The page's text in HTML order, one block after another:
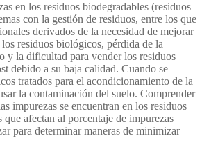
en los residuos biodegradables (residuos
con la gestión de residuos, entre los que
derivados de la necesidad de mejorar
residuos biológicos, pérdida de la
y la dificultad para vender los residuos
debido a su baja calidad. Cuando se
tratados para el acondicionamiento de la
la contaminación del suelo. Comprender
impurezas se encuentran en los residuos
afectan al porcentaje de impurezas
para determinar maneras de minimizar